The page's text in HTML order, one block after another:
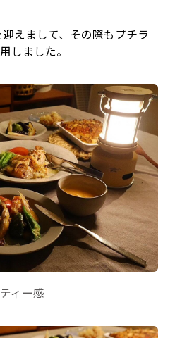
えまして、その際もプチラ
しました。
ィー感